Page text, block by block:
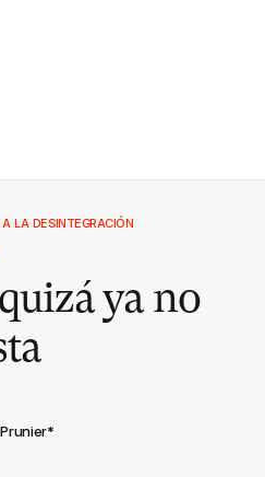
LA DESINTEGRACIÓN
ya no
*